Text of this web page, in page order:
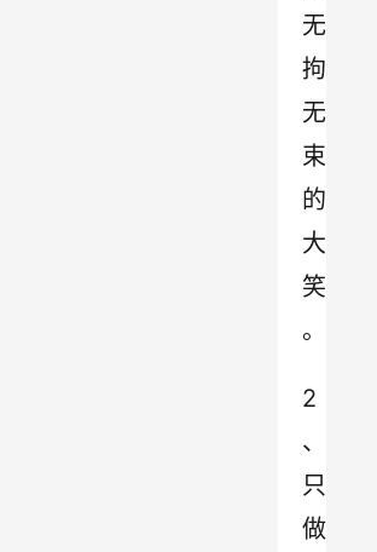
无
拘
无
束
的
大
笑
。
2
、
只
做